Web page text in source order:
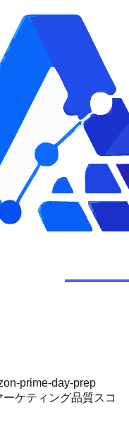
prime-day-prep
ーケティング品質スコ